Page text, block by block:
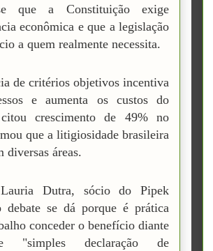
que a Constituição exige
econômica e que a legislação
a quem realmente necessita.
de critérios objetivos incentiva
e aumenta os custos do
crescimento de 49% no
que a litigiosidade brasileira
diversas áreas.
Dutra, sócio do Pipek
se dá porque é prática
conceder o benefício diante
declaração de